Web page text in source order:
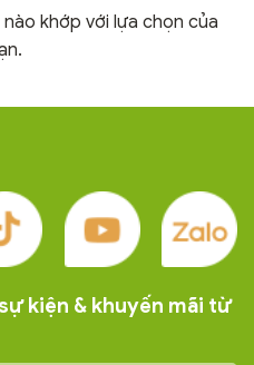
khớp với lựa chọn của
kiện & khuyến mãi từ